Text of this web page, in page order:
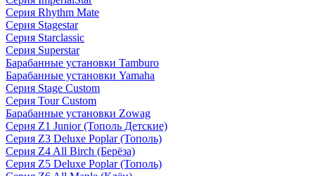
Серия Rhythm Mate
Серия Stagestar
Серия Starclassic
Серия Superstar
Барабанные установки Tamburo
Барабанные установки Yamaha
Серия Stage Custom
Серия Tour Custom
Барабанные установки Zowag
Серия Z1 Junior (Тополь Детские)
Серия Z3 Deluxe Poplar (Тополь)
Серия Z4 All Birch (Берёза)
Серия Z5 Deluxe Poplar (Тополь)